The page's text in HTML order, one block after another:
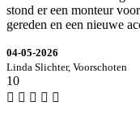
stond er een monteur
gereden en een nieuwe
04-05-2026
Linda Slichter, Voorschoten
10